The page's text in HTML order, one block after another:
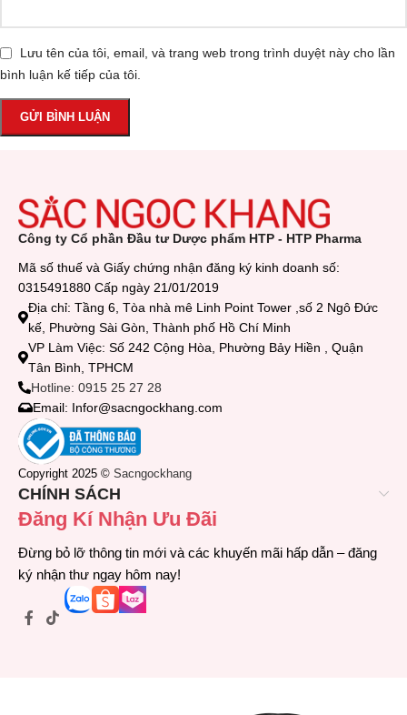
Lưu tên của tôi, email, và trang web trong trình duyệt này cho lần
bình luận kế tiếp của tôi.
Công ty Cổ phần Đầu tư Dược phẩm HTP - HTP Pharma
Mã số thuế và Giấy chứng nhận đăng ký kinh doanh số:
0315491880 Cấp ngày 21/01/2019
Địa chỉ: Tầng 6, Tòa nhà mê Linh Point Tower ,số 2 Ngô Đức
kế, Phường Sài Gòn, Thành phố Hồ Chí Minh
VP Làm Việc: Số 242 Cộng Hòa, Phường Bảy Hiền , Quận
Tân Bình, TPHCM
Hotline: 0915 25 27 28
Email: Infor@sacngockhang.com
Copyright 2025 © Sacngockhang
CHÍNH SÁCH
Đăng Kí Nhận Ưu Đãi
Đừng bỏ lỡ thông tin mới và các khuyến mãi hấp dẫn – đăng
ký nhận thư ngay hôm nay!